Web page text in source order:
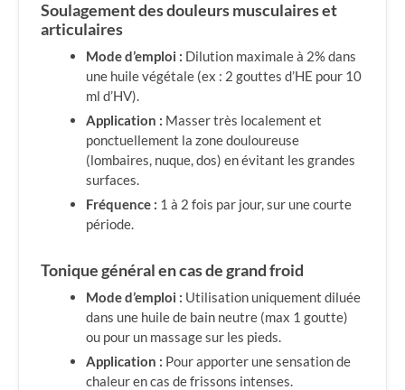
Soulagement des douleurs musculaires et
articulaires
Mode d’emploi : Dilution maximale à 2% dans
une huile végétale (ex : 2 gouttes d’HE pour 10
ml d’HV).
Application : Masser très localement et
ponctuellement la zone douloureuse
(lombaires, nuque, dos) en évitant les grandes
surfaces.
Fréquence : 1 à 2 fois par jour, sur une courte
période.
Tonique général en cas de grand froid
Mode d’emploi : Utilisation uniquement diluée
dans une huile de bain neutre (max 1 goutte)
ou pour un massage sur les pieds.
Application : Pour apporter une sensation de
chaleur en cas de frissons intenses.